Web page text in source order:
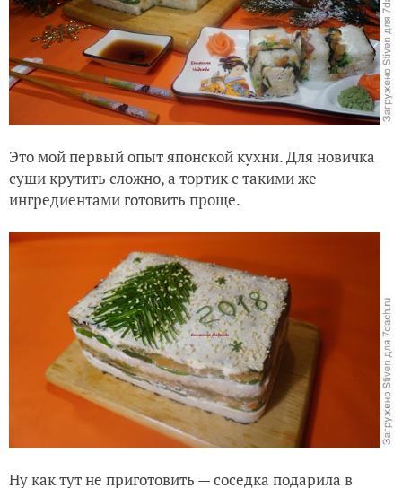
Это мой первый опыт японской кухни. Для новичка
суши крутить сложно, а тортик с такими же
ингредиентами готовить проще.
Ну как тут не приготовить — соседка подарила в